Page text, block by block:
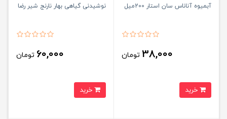
آبمیوه آناناس سان استار 200میل
38,000 تومان
نوشیدنی گیاهی بهار نارنج شیر رضا
60,000 تومان